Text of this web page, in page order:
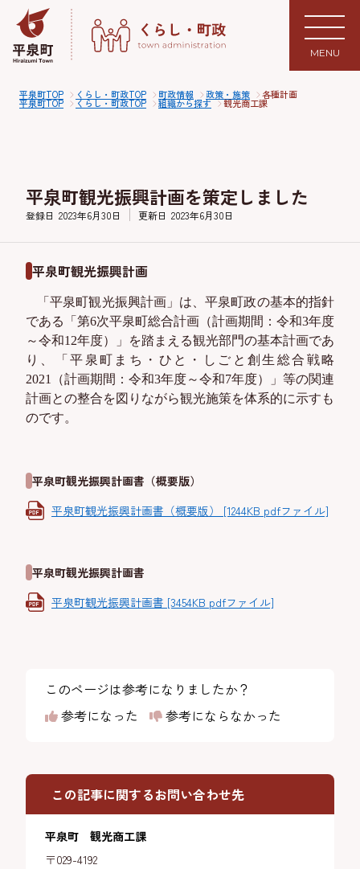
MENU
平泉町TOP くらし・町政TOP 町政情報 政策・施策 各種計画
平泉町TOP くらし・町政TOP 組織から探す 観光商工課
平泉町観光振興計画を策定しました
登録日 2023年6月30日 更新日 2023年6月30日
平泉町観光振興計画
「平泉町観光振興計画」は、平泉町政の基本的指針
である「第6次平泉町総合計画（計画期間：令和3年度
～令和12年度）」を踏まえる観光部門の基本計画であ
り、「平泉町まち・ひと・しごと創生総合戦略
2021
（計画期間：令和3年度～令和7年度）」等の関連
計画との整合を図りながら観光施策を体系的に示すも
のです。
平泉町観光振興計画書（概要版）
平泉町観光振興計画書（概要版） [1244KB pdfファイル]
平泉町観光振興計画書
平泉町観光振興計画書 [3454KB pdfファイル]
このページは参考になりましたか？
参考になった
参考にならなかった
この記事に関するお問い合わせ先
平泉町 観光商工課
〒029-4192